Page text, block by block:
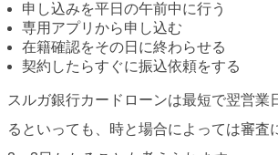
申し込みを平日の午前中に行う
専用アプリから申し込む
在籍確認をその日に終わらせる
契約したらすぐに振込依頼をする
スルガ銀行カードローンは最短で翌営業
るといっても、時と場合によっては審査